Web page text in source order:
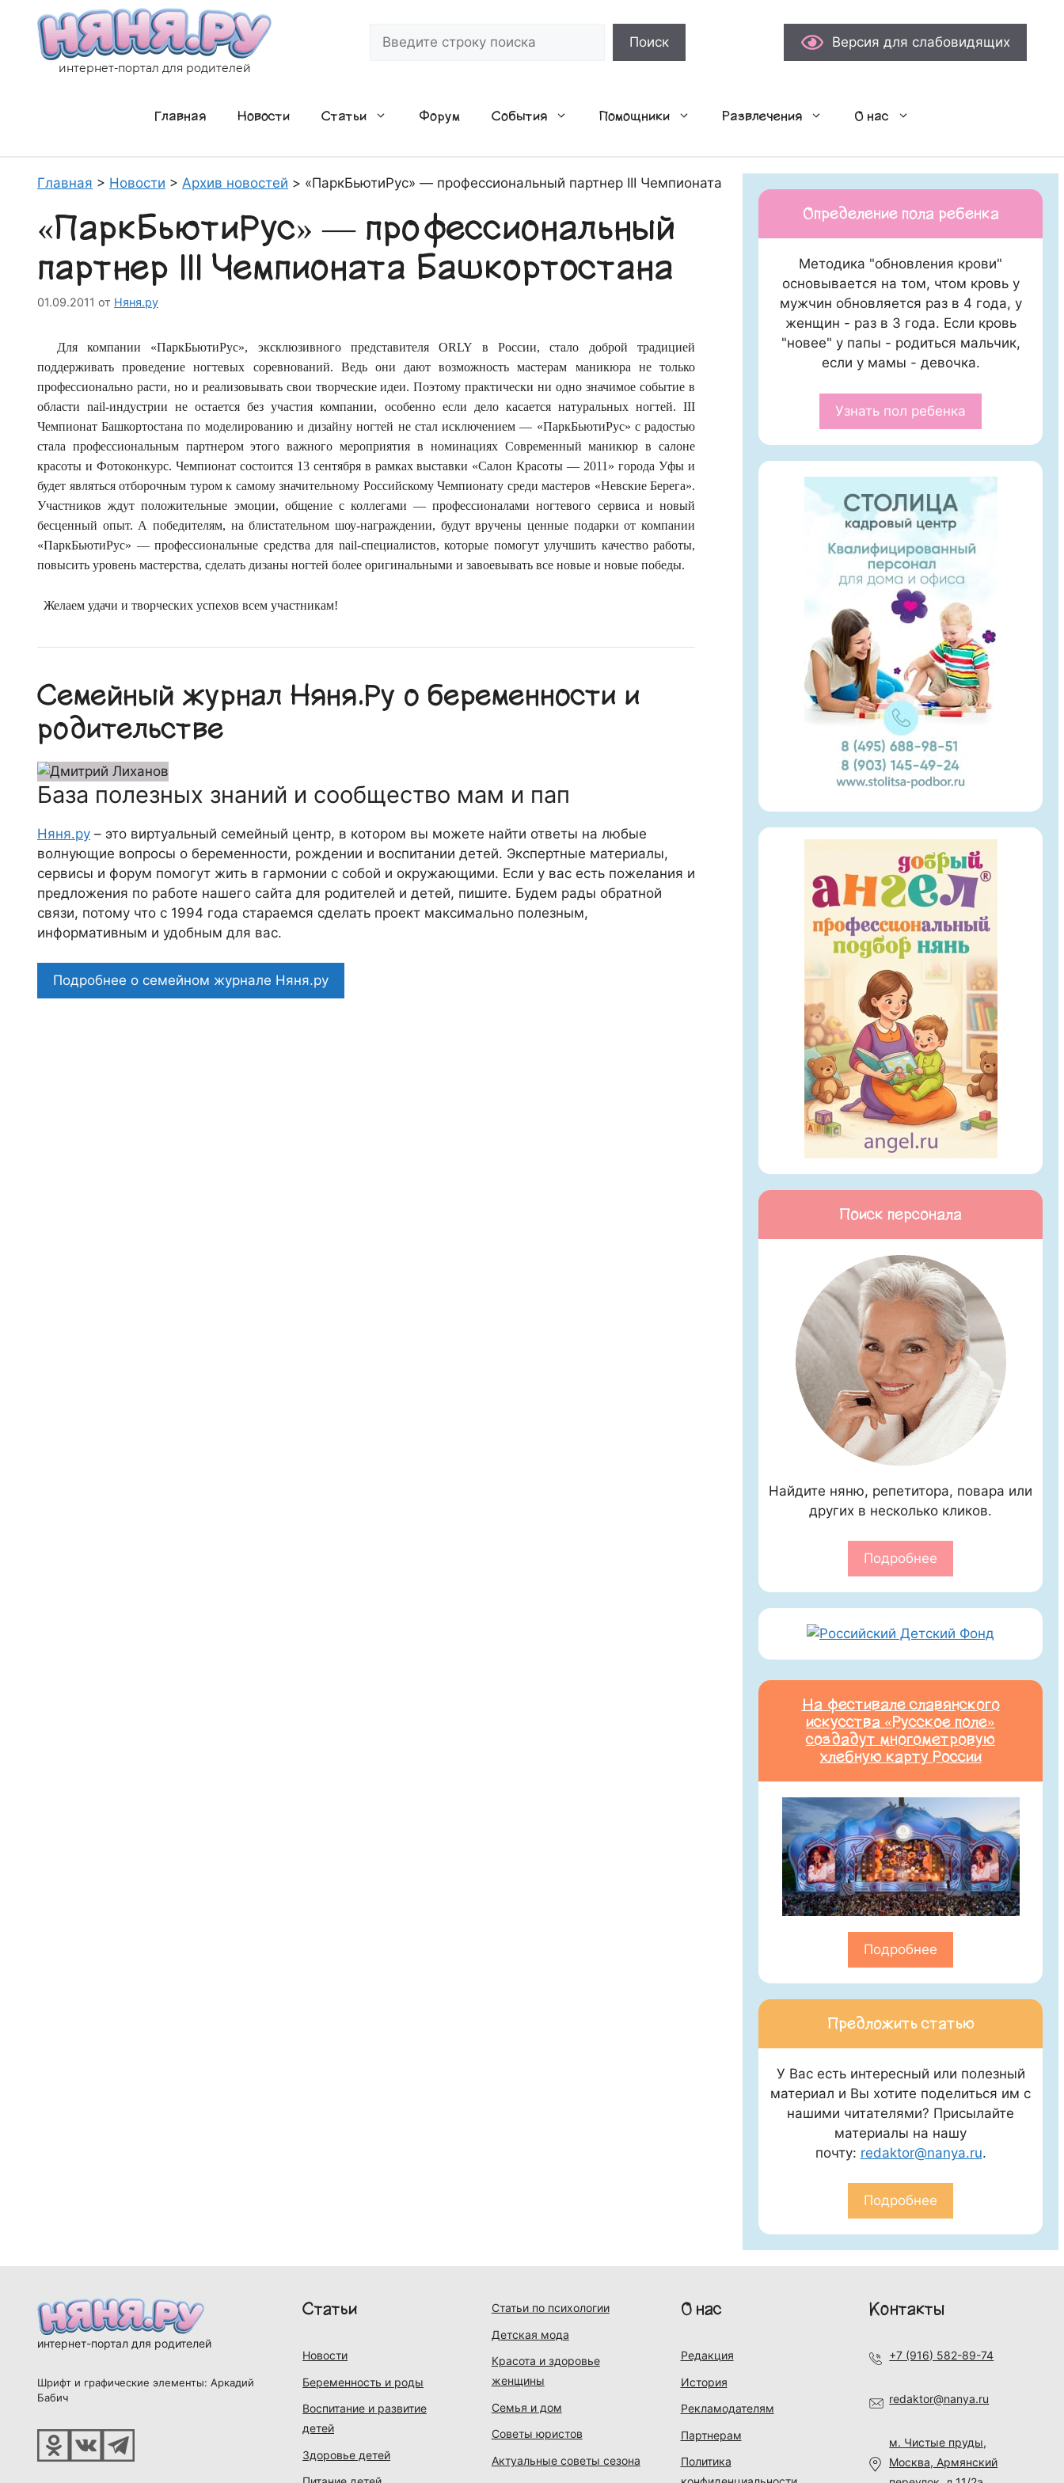
содержимому
интернет-портал для родителей
Поиск Версия для слабовидящих
Главная Новости Статьи Форум События Помощники Развлечения О нас
Главная > Новости > Архив новостей > «ПаркБьютиРус» — профессиональный партнер III Чемпионата Башкортостана
«ПаркБьютиРус» — профессиональный
партнер III Чемпионата Башкортостана
01.09.2011 от Няня.ру
Для компании «ПаркБьютиРус», эксклюзивного представителя ORLY в России, стало доброй традицией
поддерживать проведение ногтевых соревнований. Ведь они дают возможность мастерам маникюра не только
профессионально расти, но и реализовывать свои творческие идеи. Поэтому практически ни одно значимое событие в
области nail-индустрии не остается без участия компании, особенно если дело касается натуральных ногтей. III
Чемпионат Башкортостана по моделированию и дизайну ногтей не стал исключением — «ПаркБьютиРус» с радостью
стала профессиональным партнером этого важного мероприятия в номинациях Современный маникюр в салоне
красоты и Фотоконкурс. Чемпионат состоится 13 сентября в рамках выставки «Салон Красоты — 2011» города Уфы и
будет являться отборочным туром к самому значительному Российскому Чемпионату среди мастеров «Невские Берега».
Участников ждут положительные эмоции, общение с коллегами — профессионалами ногтевого сервиса и новый
бесценный опыт. А победителям, на блистательном шоу-награждении, будут вручены ценные подарки от компании
«ПаркБьютиРус» — профессиональные средства для nail-специалистов, которые помогут улучшить качество работы,
повысить уровень мастерства, сделать дизаны ногтей более оригинальными и завоевывать все новые и новые победы.
Желаем удачи и творческих успехов всем участникам!
Семейный журнал Няня.Ру о беременности и
родительстве
База полезных знаний и сообщество мам и пап
Няня.ру – это виртуальный семейный центр, в котором вы можете найти ответы на любые
волнующие вопросы о беременности, рождении и воспитании детей. Экспертные материалы,
сервисы и форум помогут жить в гармонии с собой и окружающими. Если у вас есть пожелания и
предложения по работе нашего сайта для родителей и детей, пишите. Будем рады обратной
связи, потому что c 1994 года стараемся сделать проект максимально полезным,
информативным и удобным для вас.
Подробнее о семейном журнале Няня.ру
Определение пола ребенка
Методика "обновления крови"
основывается на том, чтом кровь у
мужчин обновляется раз в 4 года, у
женщин - раз в 3 года. Если кровь
"новее" у папы - родиться мальчик,
если у мамы - девочка.
Узнать пол ребенка
Поиск персонала
Найдите няню, репетитора, повара или
других в несколько кликов.
Подробнее
На фестивале славянского
искусства «Русское поле»
создадут многометровую
хлебную карту России
Подробнее
Предложить статью
У Вас есть интересный или полезный
материал и Вы хотите поделиться им с
нашими читателями? Присылайте
материалы на нашу
почту: redaktor@nanya.ru.
Подробнее
интернет-портал для родителей
Шрифт и графические элементы: Аркадий
Бабич
Статьи
Новости
Беременность и роды
Воспитание и развитие
детей
Здоровье детей
Статьи по психологии
Детская мода
Красота и здоровье
женщины
Семья и дом
Советы юристов
Актуальные советы сезона
О нас
Редакция
История
Рекламодателям
Партнерам
Политика
Контакты
+7 (916) 582-89-74
redaktor@nanya.ru
м. Чистые пруды,
Москва, Армянский